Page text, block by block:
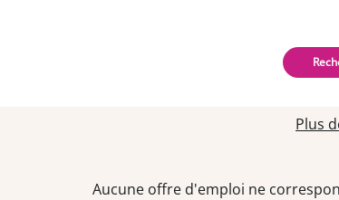
Plus
Aucune offre d'emploi ne